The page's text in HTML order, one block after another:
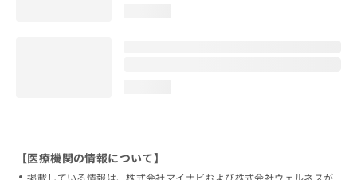
【医療機関の情報について】
掲載している情報は、株式会社マイナビおよび株式会社ウェルネスが